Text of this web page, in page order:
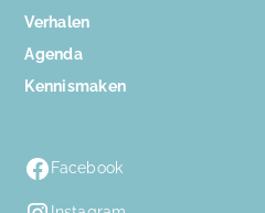
Verhalen
Agenda
Kennismaken
Facebook